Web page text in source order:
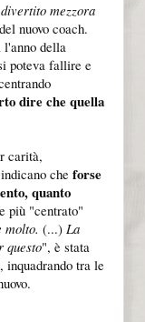
mezzora
nuovo coach.
della
poteva fallire e
dire che quella
carità,
che forse
quanto
più "centrato"
molto. (...) La
questo", è stata
tra le